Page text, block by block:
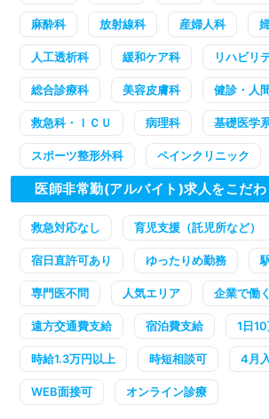
麻酔科 放射線科 産婦人科
人工透析科 緩和ケア科 リハビリ
総合診療科 美容皮膚科 健診・人
救急科・ＩＣＵ 病理科 基礎医学
スポーツ整形外科 ペインクリニック
医師非常勤(アルバイト)求人をこだ
救急対応なし 育児支援（託児所など）
宿日直許可あり ゆったりめ勤務
専門医不問 人気エリア 企業で働く
遠方交通費支給 宿泊費支給 1日
時給1.3万円以上 時短相談可 4月
WEB面接可 オンライン診療